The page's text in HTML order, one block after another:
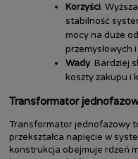
Korzyści.
stabilność
mocy na duże
przemysłowych
Wady. Bardziej
koszty zakupu i
Transformator
Transformator jednofazowy
przekształca napięcie w
konstrukcja obejmuje rdzeń